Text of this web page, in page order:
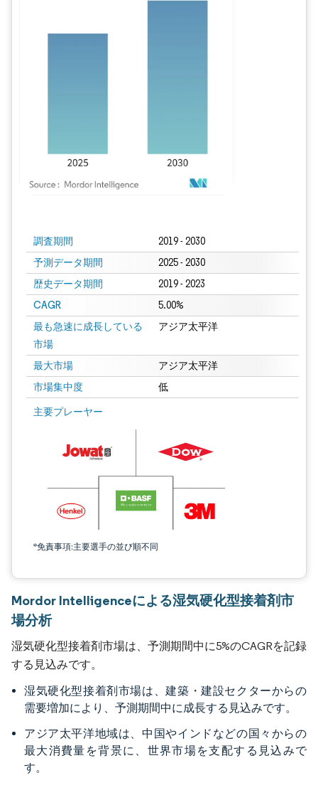
調査期間 2019 - 2030
予測データ期間 2025 - 2030
歴史データ期間 2019 - 2023
CAGR 5.00%
最も急速に成長している
市場
アジア太平洋
最大市場 アジア太平洋
市場集中度 低
主要プレーヤー
*免責事項:主要選手の並び順不同
Mordor Intelligenceによる湿気硬化型接着剤市
場分析
湿気硬化型接着剤市場は、予測期間中に5%のCAGRを記録
する見込みです。
湿気硬化型接着剤市場は、建築・建設セクターからの
需要増加により、予測期間中に成長する見込みです。
アジア太平洋地域は、中国やインドなどの国々からの
最大消費量を背景に、世界市場を支配する見込みで
す。